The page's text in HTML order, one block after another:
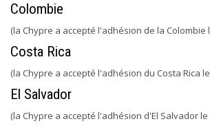
Colombie
(la Chypre a accepté l'adhésion de la Colombie
Costa Rica
(la Chypre a accepté l'adhésion du Costa Rica
El Salvador
(la Chypre a accepté l'adhésion d'El Salvador le